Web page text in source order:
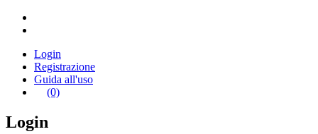
Login
Registrazione
Guida all'uso
(0)
Login